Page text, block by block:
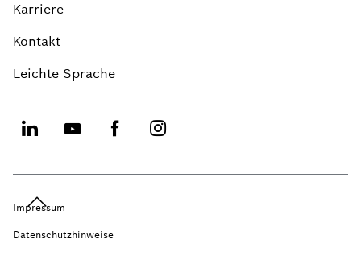
Karriere
Kontakt
Leichte Sprache
Impressum
Datenschutzhinweise